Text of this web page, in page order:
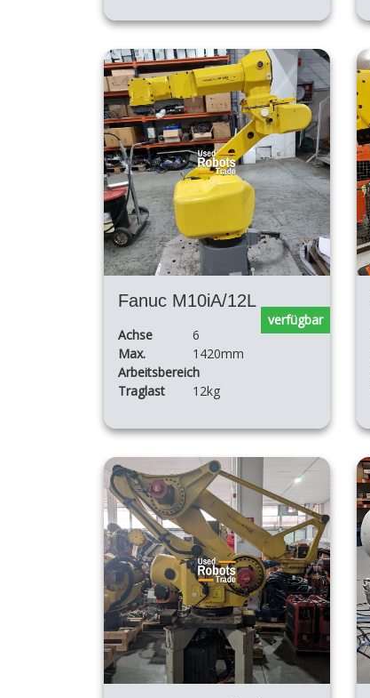
Fanuc M10iA/12L
Achse
6
Max.
Arbeitsbereich
1420mm
Traglast 12kg
verfügbar